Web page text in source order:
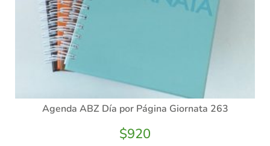
Agenda ABZ Día por Página Giornata 263
$920